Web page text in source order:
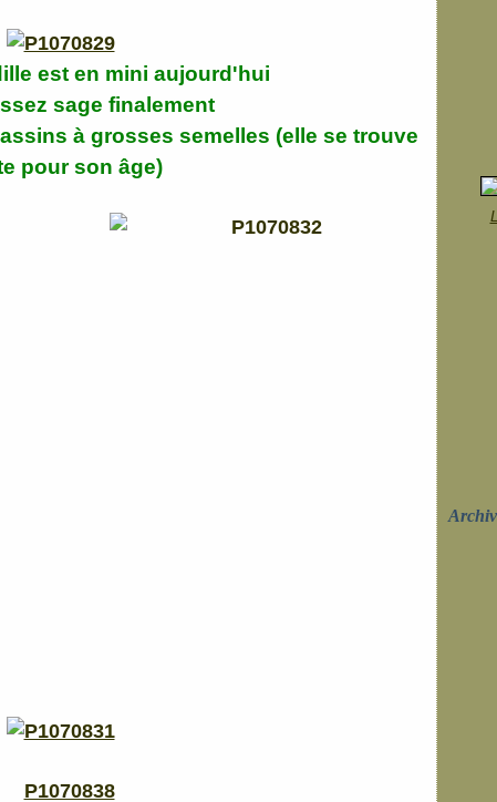
est en mini aujourd'hui
sage finalement
à grosses semelles (elle se trouve
pour son âge)